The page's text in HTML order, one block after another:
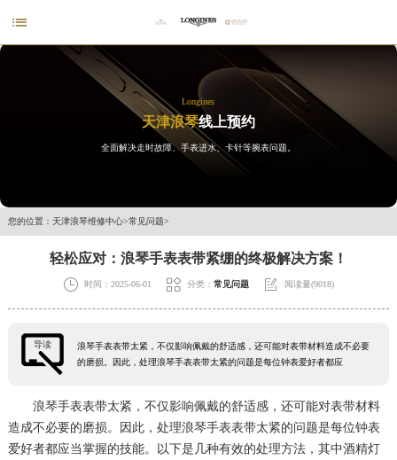

Longines
天津浪琴线上预约
全面解决走时故障、手表进水、卡针等腕表问题。
您的位置： 天津浪琴维修中心>常见问题>
轻松应对：浪琴手表表带紧绷的终极解决方案！
 时间：2025-06-01  分类： 常见问题  阅读量(9018)
导读
浪琴手表表带太紧，不仅影响佩戴的舒适感，还可能对表带材料造成不必要
的磨损。因此，处理浪琴手表表带太紧的问题是每位钟表爱好者都应
浪琴手表表带太紧，不仅影响佩戴的舒适感，还可能对表带材料
造成不必要的磨损。因此，处理浪琴手表表带太紧的问题是每位钟表
爱好者都应当掌握的技能。以下是几种有效的处理方法，其中酒精灯